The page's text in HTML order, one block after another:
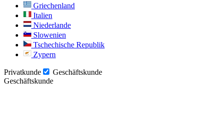
Griechenland
Italien
Niederlande
Slowenien
Tschechische Republik
Zypern
Privatkunde
Geschäftskunde
Geschäftskunde